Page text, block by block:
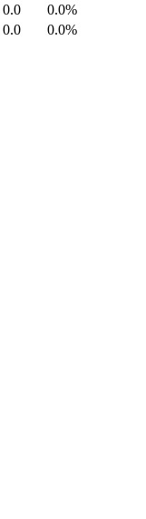
0.0
0.0%
0.0
0.0%